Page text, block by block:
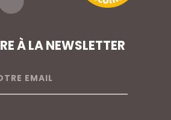
À LA NEWSLETTER